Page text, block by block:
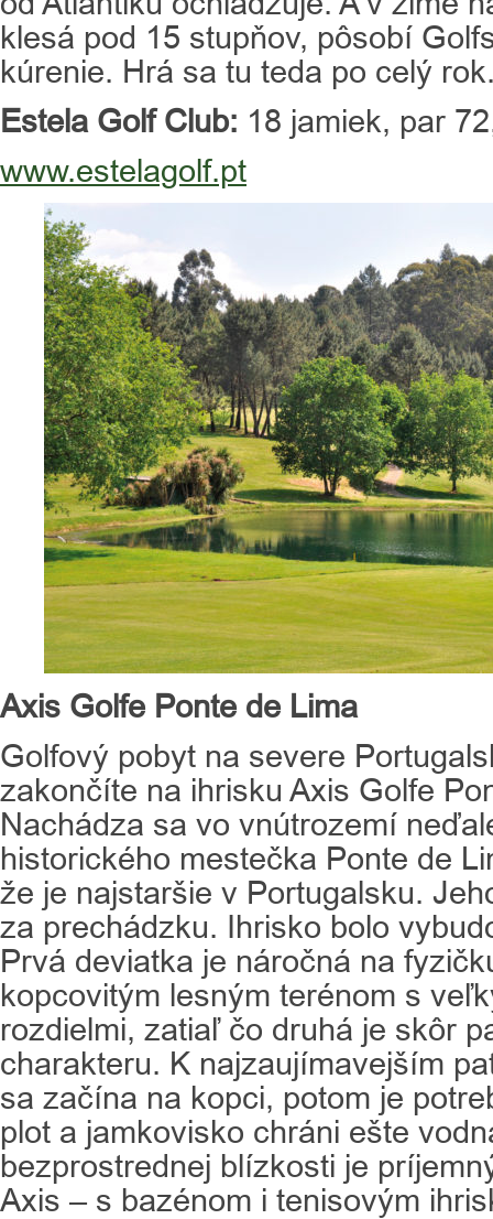
klesá pod 15 stupňov, pôsobí
kúrenie. Hrá sa tu teda po celý
Estela Golf Club: 18 jamiek, par
www.estelagolf.pt
Axis Golfe Ponte de Lima
Golfový pobyt na severe
zakončíte na ihrisku Axis Golfe
Nachádza sa vo vnútrozemí
historického mestečka Ponte de
že je najstaršie v Portugalsku.
za prechádzku. Ihrisko bolo
Prvá deviatka je náročná na
kopcovitým lesným terénom s
rozdielmi, zatiaľ čo druhá je skôr
charakteru. K najzaujímavejším
sa začína na kopci, potom je
plot a jamkovisko chráni ešte
bezprostrednej blízkosti je
Axis – s bazénom i tenisovým